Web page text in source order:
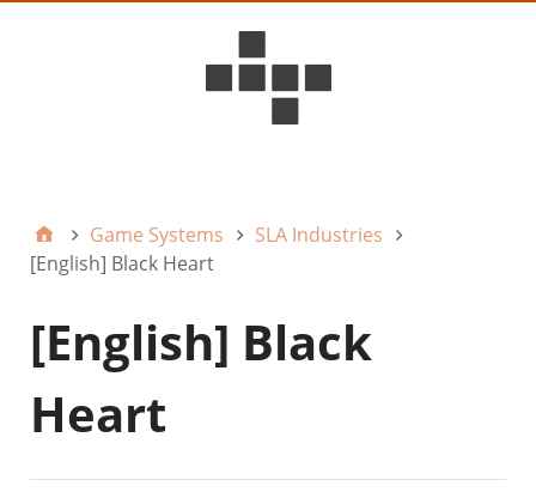
Game Systems
SLA Industries
[English] Black Heart
[English] Black
Heart